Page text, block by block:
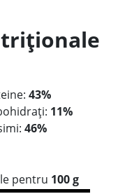
43%
11%
46%
pentru 100 g